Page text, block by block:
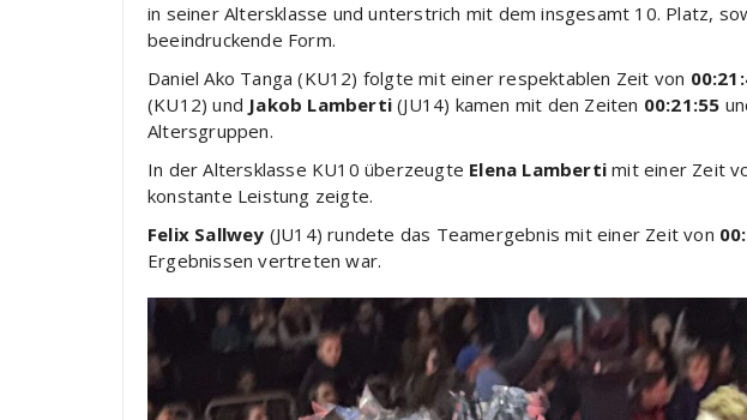
in seiner Altersklasse und unterstrich mit dem insgesamt 10. Platz,
beeindruckende Form.
Daniel Ako Tanga (KU12) folgte mit einer respektablen Zeit von
(KU12) und Jakob Lamberti (JU14) kamen mit den Zeiten 00:21:55
Altersgruppen.
In der Altersklasse KU10 überzeugte Elena Lamberti mit einer Zeit
konstante Leistung zeigte.
Felix Sallwey (JU14) rundete das Teamergebnis mit einer Zeit von
Ergebnissen vertreten war.